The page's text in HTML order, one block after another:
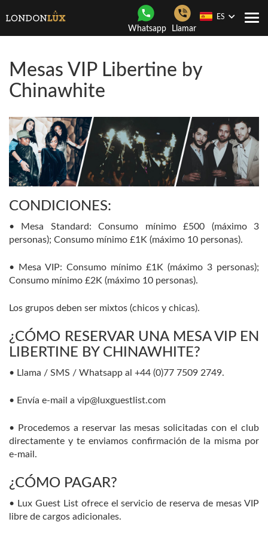
Whatsapp Llamar
ES
Mesas VIP Libertine by
Chinawhite
CONDICIONES:
• Mesa Standard: Consumo mínimo £500 (máximo 3
personas); Consumo mínimo £1K (máximo 10 personas).
• Mesa VIP: Consumo mínimo £1K (máximo 3 personas);
Consumo mínimo £2K (máximo 10 personas).
Los grupos deben ser mixtos (chicos y chicas).
¿CÓMO RESERVAR UNA MESA VIP EN
LIBERTINE BY CHINAWHITE?
• Llama / SMS / Whatsapp al +44 (0)77 7509 2749.
• Envía e-mail a vip@luxguestlist.com
• Procedemos a reservar las mesas solicitadas con el club
directamente y te enviamos confirmación de la misma por
e-mail.
¿CÓMO PAGAR?
• Lux Guest List ofrece el servicio de reserva de mesas VIP
libre de cargos adicionales.